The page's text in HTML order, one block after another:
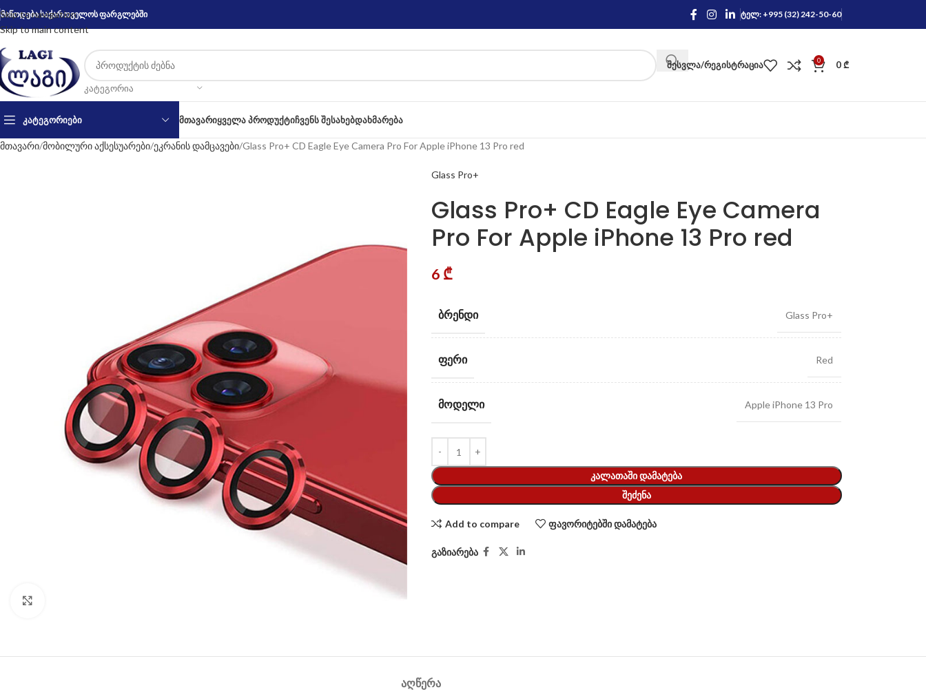
Skip to navigation
Skip to main content
მიწოდება საქართველოს ფარგლებში ტელ: +995 (32) 242-50-60
ᲙᲐᲢᲔᲒᲝᲠᲘᲐ
ᲨᲔᲡᲕᲚᲐ/ᲠᲔᲒᲘᲡᲢᲠᲐᲪᲘᲐ 0 0₾
ᲙᲐᲢᲔᲒᲝᲠᲘᲔᲑᲘ ᲛᲗᲐᲕᲐᲠᲘᲧᲕᲔᲚᲐ ᲞᲠᲝᲓᲣᲥᲢᲘᲩᲕᲔᲜᲡ ᲨᲔᲡᲐᲮᲔᲑᲓᲐᲮᲛᲐᲠᲔᲑᲐ
მთავარი მობილური აქსესუარები ეკრანის დამცავები Glass Pro+ CD Eagle Eye Camera Pro For Apple iPhone 13 Pro red
Glass Pro+
Glass Pro+ CD Eagle Eye Camera
Pro For Apple iPhone 13 Pro red
6 ₾
ᲑᲠᲔᲜᲓᲘ Glass Pro+
ᲤᲔᲠᲘ Red
ᲛᲝᲓᲔᲚᲘ Apple iPhone 13 Pro
ᲙᲐᲚᲐᲗᲐᲨᲘ ᲓᲐᲛᲐᲢᲔᲑᲐ
ᲨᲔᲫᲔᲜᲐ
Add to compare ფავორიტებში დამატება
გაზიარება
ᲐᲦᲬᲔᲠᲐ